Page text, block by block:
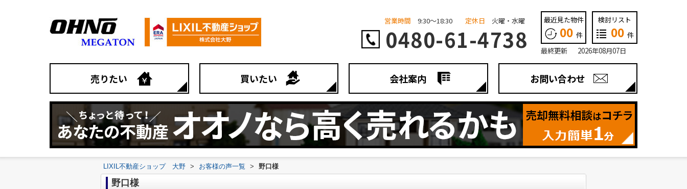
営業時間 9:30～18:30 定休日 火曜・水曜
0480-61-4738
最近見た物件
00 件
検討リスト
00 件
最終更新 2026年08月07日
売りたい 買いたい 会社案内 お問い合わせ
LIXIL不動産ショップ 大野 > お客様の声一覧 > 野口様
野口様